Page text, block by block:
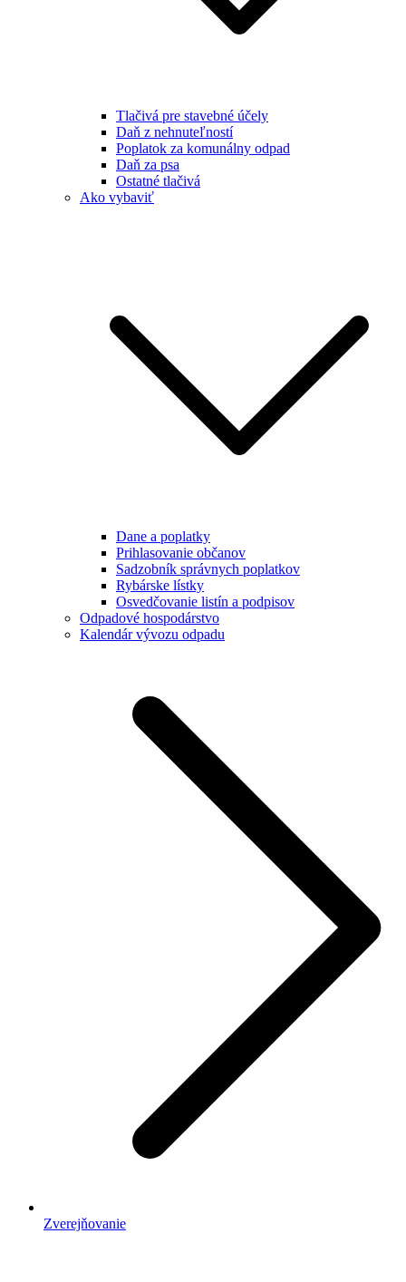
Tlačivá pre stavebné účely
Daň z nehnuteľností
Poplatok za komunálny odpad
Daň za psa
Ostatné tlačivá
Ako vybaviť
Dane a poplatky
Prihlasovanie občanov
Sadzobník správnych poplatkov
Rybárske lístky
Osvedčovanie listín a podpisov
Odpadové hospodárstvo
Kalendár vývozu odpadu
Zverejňovanie